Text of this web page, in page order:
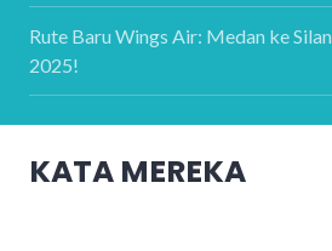
Rute Baru Wings Air: Medan ke
2025!
KATA MEREKA